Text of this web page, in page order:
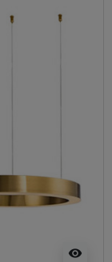
visibility